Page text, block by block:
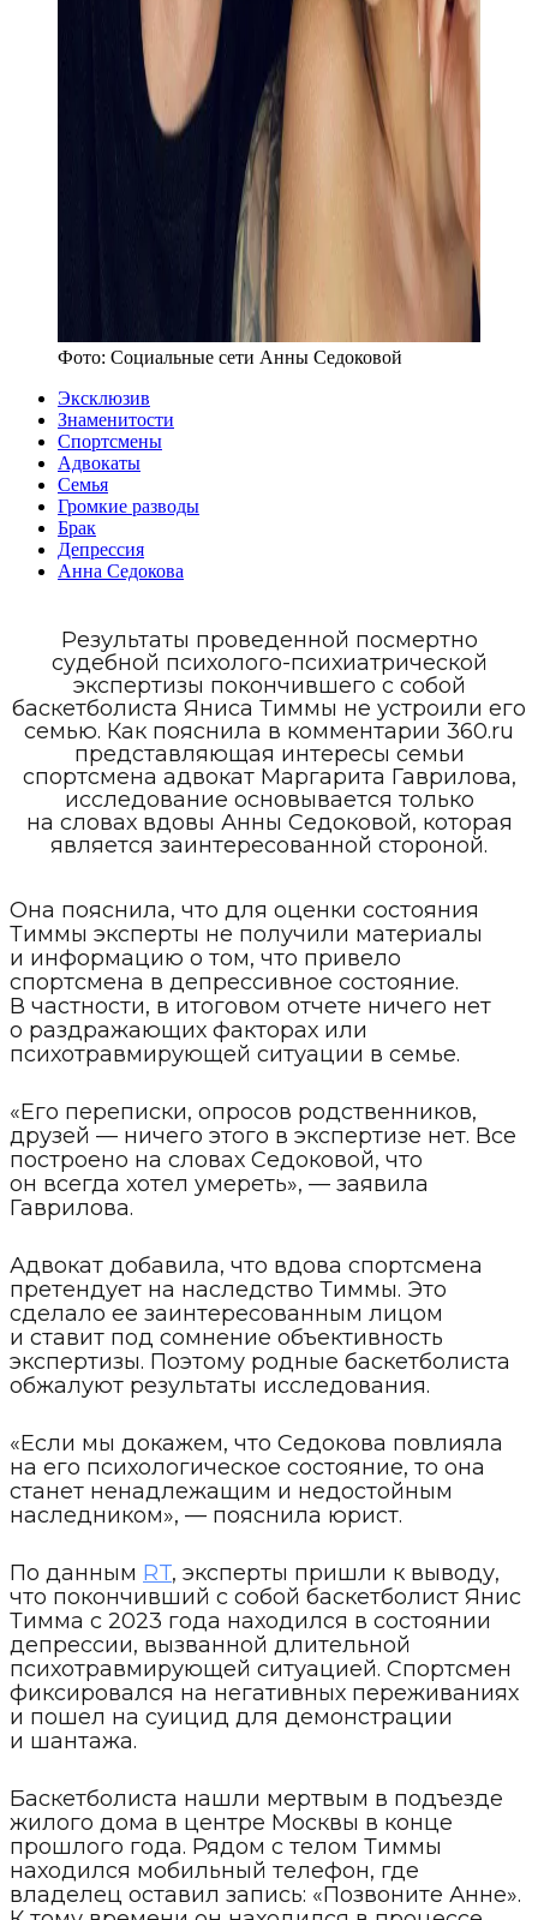
Фото: Социальные сети Анны Седоковой
Эксклюзив
Знаменитости
Спортсмены
Адвокаты
Семья
Громкие разводы
Брак
Депрессия
Анна Седокова
Результаты проведенной посмертно
судебной психолого-психиатрической
экспертизы покончившего с собой
баскетболиста Яниса Тиммы не устроили его
семью. Как пояснила в комментарии 360.ru
представляющая интересы семьи
спортсмена адвокат Маргарита Гаврилова,
исследование основывается только
на словах вдовы Анны Седоковой, которая
является заинтересованной стороной.
Она пояснила, что для оценки состояния
Тиммы эксперты не получили материалы
и информацию о том, что привело
спортсмена в депрессивное состояние.
В частности, в итоговом отчете ничего нет
о раздражающих факторах или
психотравмирующей ситуации в семье.
«Его переписки, опросов родственников,
друзей — ничего этого в экспертизе нет. Все
построено на словах Седоковой, что
он всегда хотел умереть», — заявила
Гаврилова.
Адвокат добавила, что вдова спортсмена
претендует на наследство Тиммы. Это
сделало ее заинтересованным лицом
и ставит под сомнение объективность
экспертизы. Поэтому родные баскетболиста
обжалуют результаты исследования.
«Если мы докажем, что Седокова повлияла
на его психологическое состояние, то она
станет ненадлежащим и недостойным
наследником», — пояснила юрист.
По данным RT, эксперты пришли к выводу,
что покончивший с собой баскетболист Янис
Тимма с 2023 года находился в состоянии
депрессии, вызванной длительной
психотравмирующей ситуацией. Спортсмен
фиксировался на негативных переживаниях
и пошел на суицид для демонстрации
и шантажа.
Баскетболиста нашли мертвым в подъезде
жилого дома в центре Москвы в конце
прошлого года. Рядом с телом Тиммы
находился мобильный телефон, где
владелец оставил запись: «Позвоните Анне».